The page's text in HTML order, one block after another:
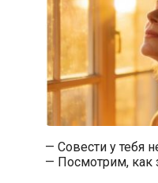
— Совести у тебя
— Посмотрим, как